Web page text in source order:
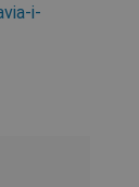
i-